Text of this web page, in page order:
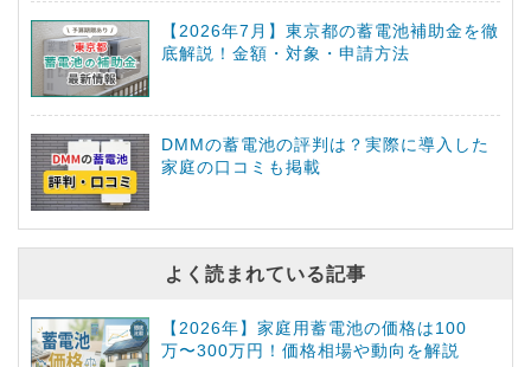
【2026年7月】東京都の蓄電池補助金を徹
底解説！金額・対象・申請方法
DMMの蓄電池の評判は？実際に導入した
家庭の口コミも掲載
よく読まれている記事
【2026年】家庭用蓄電池の価格は100
万〜300万円！価格相場や動向を解説